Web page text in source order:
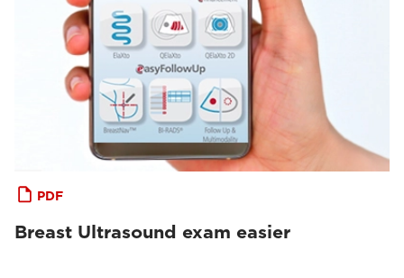
PDF
Breast Ultrasound exam easier